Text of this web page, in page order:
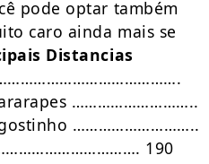
pode optar também
caro ainda mais se
Distancias
………………………..
………………………..
190